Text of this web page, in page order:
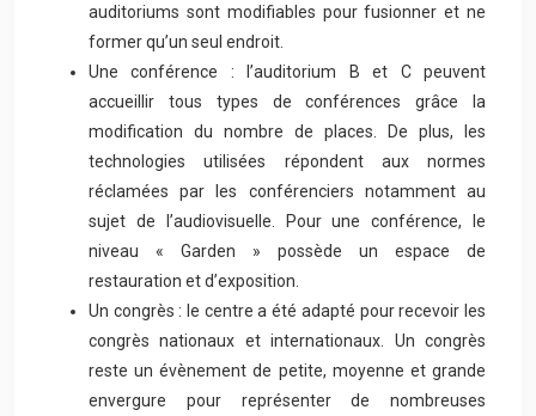
auditoriums sont modifiables pour fusionner et ne
former qu’un seul endroit.
Une conférence : l’auditorium B et C peuvent
accueillir tous types de conférences grâce la
modification du nombre de places. De plus, les
technologies utilisées répondent aux normes
réclamées par les conférenciers notamment au
sujet de l’audiovisuelle. Pour une conférence, le
niveau « Garden » possède un espace de
restauration et d’exposition.
Un congrès : le centre a été adapté pour recevoir les
congrès nationaux et internationaux. Un congrès
reste un évènement de petite, moyenne et grande
envergure pour représenter de nombreuses